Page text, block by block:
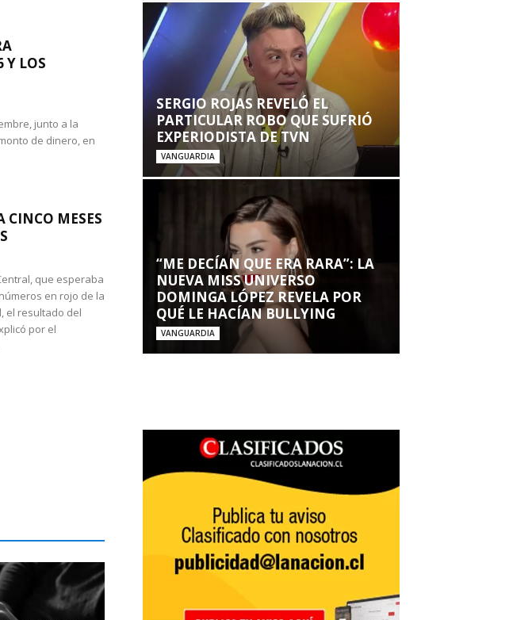
Y LOS
junto a la
de dinero, en
CINCO MESES
que esperaba
en rojo de la
el resultado del
por el
SERGIO ROJAS REVELÓ EL
PARTICULAR ROBO QUE SUFRIÓ
EXPERIODISTA DE TVN
VANGUARDIA
“ME DECÍAN QUE ERA RARA”: LA
NUEVA MISS UNIVERSO
DOMINGA LÓPEZ REVELA POR
QUÉ LE HACÍAN BULLYING
VANGUARDIA